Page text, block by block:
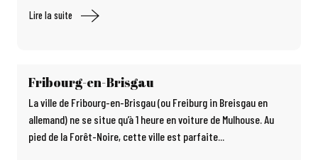
Lire la suite
Fribourg-en-Brisgau
La ville de Fribourg-en-Brisgau (ou Freiburg in Breisgau en
allemand) ne se situe qu’à 1 heure en voiture de Mulhouse. Au
pied de la Forêt-Noire, cette ville est parfaite...